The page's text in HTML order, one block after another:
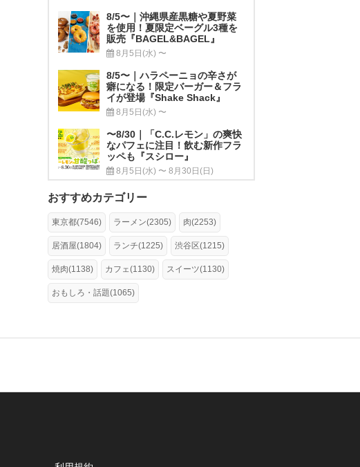
8/5〜｜沖縄県産黒糖や夏野菜
を使用！夏限定ベーグル3種を
販売『BAGEL&BAGEL』
8月5日(水) 〜
8/5〜｜ハラペーニョの辛さが
癖になる！限定バーガー＆フラ
イが登場『Shake Shack』
8月5日(水) 〜
〜8/30｜「C.C.レモン」の爽快
なパフェに注目！飲む新作フラ
ッペも『スシロー』
8月5日(水) 〜 8月30日(日)
おすすめカテゴリー
東京都(7546) ラーメン(2305) 肉(2253)
居酒屋(1804) ランチ(1225) 渋谷区(1215)
焼肉(1138) カフェ(1130) スイーツ(1130)
おもしろ・話題(1065)